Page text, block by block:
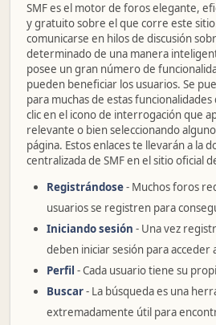
SMF es el motor de foros elegante,
y gratuito sobre el que corre este
comunicarse en hilos de discusión
determinado de una manera
posee un gran número de
pueden beneficiar los usuarios. Se
para muchas de estas
clic en el icono de interrogación que
relevante o bien seleccionando
página. Estos enlaces te llevarán a la
centralizada de SMF en el sitio oficial
Registrándose- Muchos foros
usuarios se registren para
Iniciando sesión - Una vez
deben iniciar sesión para acceder
Perfil - Cada usuario tiene su
Buscar- La búsqueda es una
extremadamente útil para